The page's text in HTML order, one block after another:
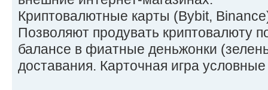
Криптовалютные карты (Bybit,
Позволяют продувать криптовалюту
балансе в фиатные деньжонки
доставания. Карточная игра